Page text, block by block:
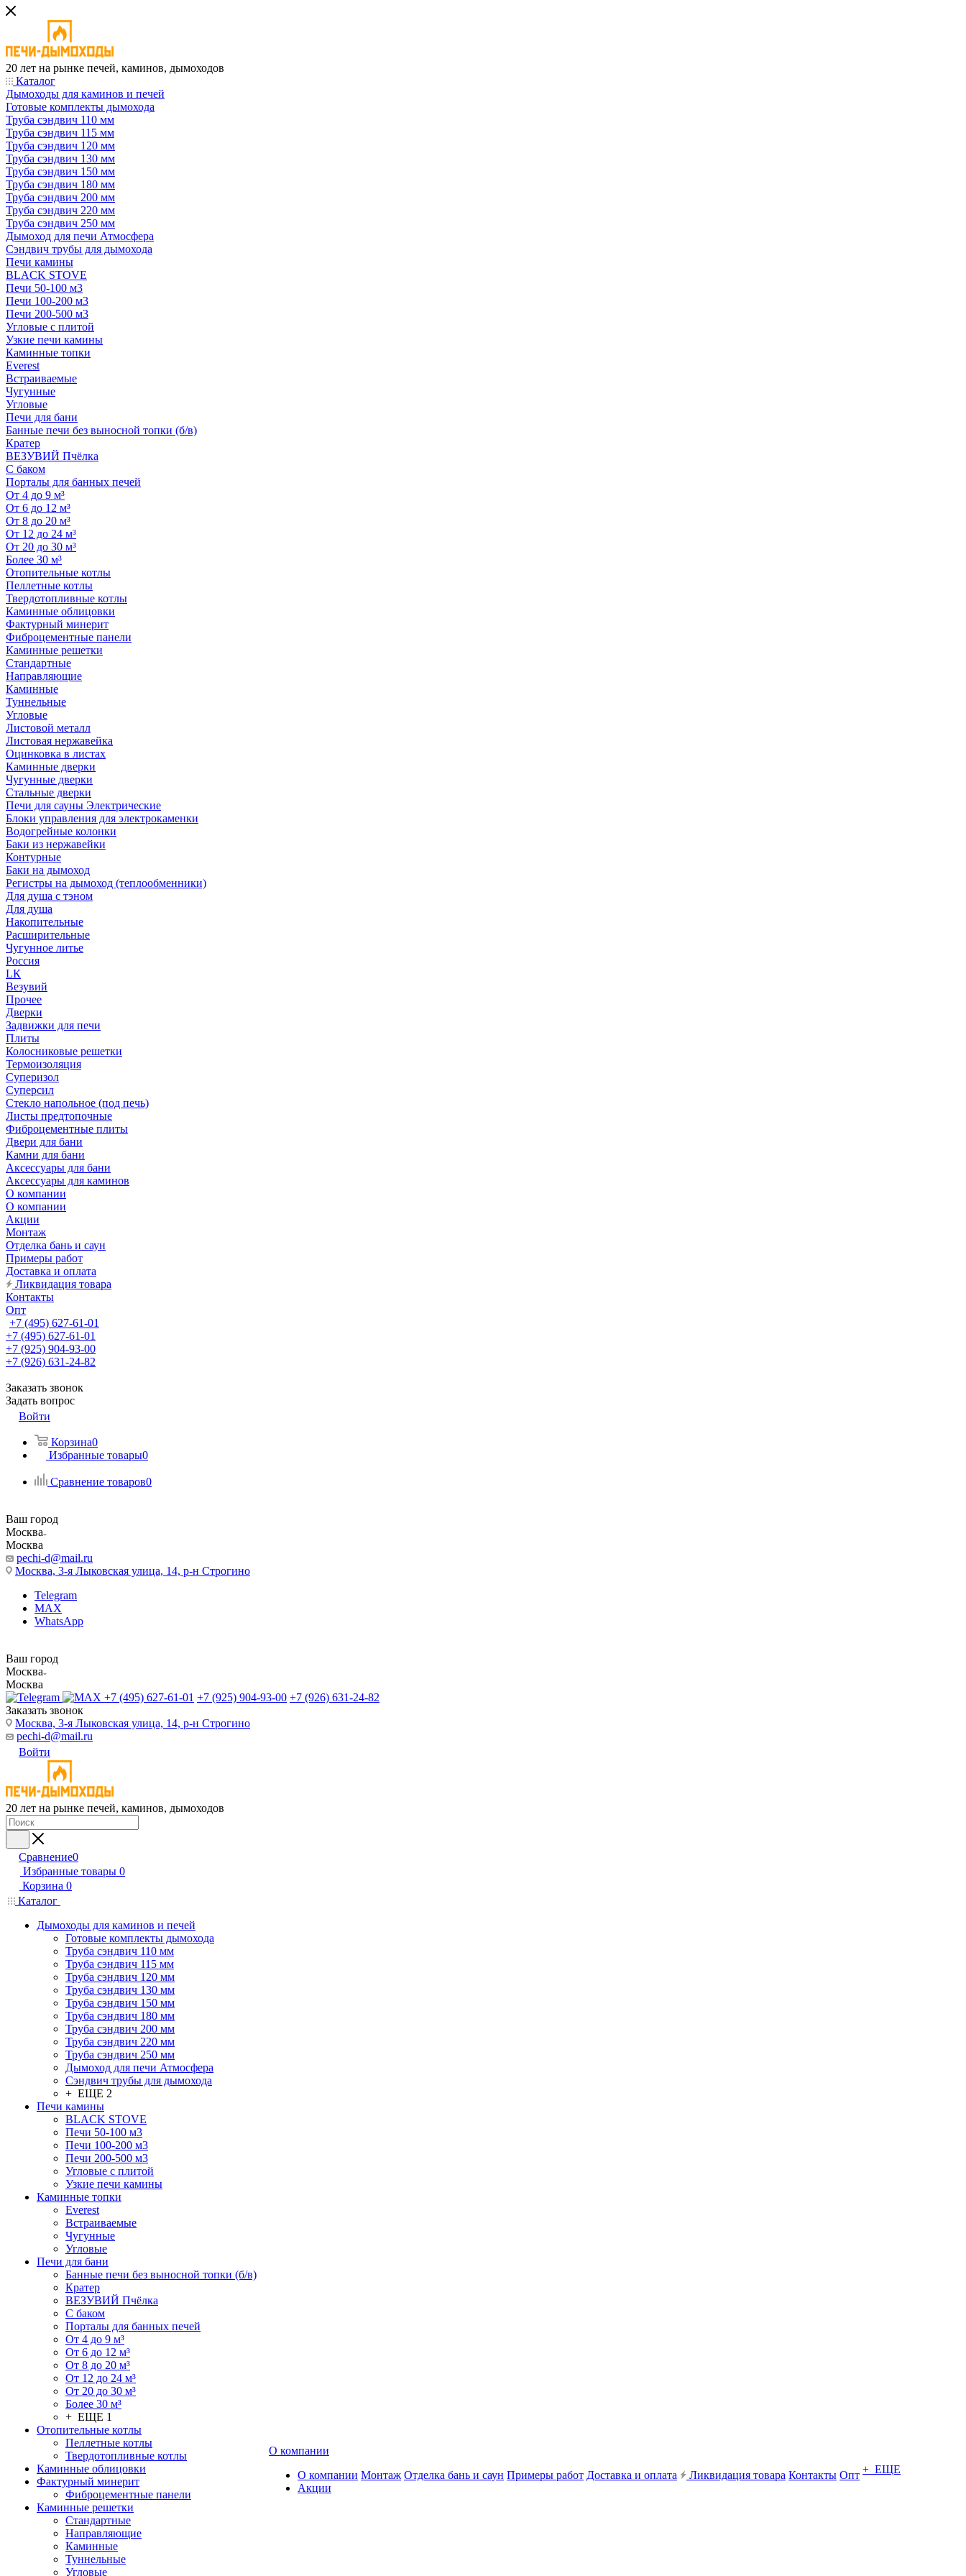
20 лет на рынке печей, каминов, дымоходов
Каталог
Дымоходы для каминов и печей
Готовые комплекты дымохода
Труба сэндвич 110 мм
Труба сэндвич 115 мм
Труба сэндвич 120 мм
Труба сэндвич 130 мм
Труба сэндвич 150 мм
Труба сэндвич 180 мм
Труба сэндвич 200 мм
Труба сэндвич 220 мм
Труба сэндвич 250 мм
Дымоход для печи Атмосфера
Сэндвич трубы для дымохода
Печи камины
BLACK STOVE
Печи 50-100 м3
Печи 100-200 м3
Печи 200-500 м3
Угловые с плитой
Узкие печи камины
Каминные топки
Everest
Встраиваемые
Чугунные
Угловые
Печи для бани
Банные печи без выносной топки (б/в)
Кратер
ВЕЗУВИЙ Пчёлка
С баком
Порталы для банных печей
От 4 до 9 м³
От 6 до 12 м³
От 8 до 20 м³
От 12 до 24 м³
От 20 до 30 м³
Более 30 м³
Отопительные котлы
Пеллетные котлы
Твердотопливные котлы
Каминные облицовки
Фактурный минерит
Фиброцементные панели
Каминные решетки
Стандартные
Направляющие
Каминные
Туннельные
Угловые
Листовой металл
Листовая нержавейка
Оцинковка в листах
Каминные дверки
Чугунные дверки
Стальные дверки
Печи для сауны Электрические
Блоки управления для электрокаменки
Водогрейные колонки
Баки из нержавейки
Контурные
Баки на дымоход
Регистры на дымоход (теплообменники)
Для душа с тэном
Для душа
Накопительные
Расширительные
Чугунное литье
Россия
LК
Везувий
Прочее
Дверки
Задвижки для печи
Плиты
Колосниковые решетки
Термоизоляция
Суперизол
Суперсил
Стекло напольное (под печь)
Листы предтопочные
Фиброцементные плиты
Двери для бани
Камни для бани
Аксессуары для бани
Аксессуары для каминов
О компании
О компании
Акции
Монтаж
Отделка бань и саун
Примеры работ
Доставка и оплата
Ликвидация товара
Контакты
Опт
+7 (495) 627-61-01
+7 (495) 627-61-01
+7 (925) 904-93-00
+7 (926) 631-24-82
Заказать звонок
Задать вопрос
Войти
Корзина0
Избранные товары0
Сравнение товаров0
Ваш город
Москва
Москва
pechi-d@mail.ru
Москва, 3-я Лыковская улица, 14, р-н Строгино
Telegram
MAX
WhatsApp
Ваш город
Москва
Москва
+7 (495) 627-61-01 +7 (925) 904-93-00 +7 (926) 631-24-82
Заказать звонок
Москва, 3-я Лыковская улица, 14, р-н Строгино
pechi-d@mail.ru
Войти
20 лет на рынке печей, каминов, дымоходов
Сравнение0
Избранные товары 0
Корзина 0
Каталог
Дымоходы для каминов и печей
Готовые комплекты дымохода
Труба сэндвич 110 мм
Труба сэндвич 115 мм
Труба сэндвич 120 мм
Труба сэндвич 130 мм
Труба сэндвич 150 мм
Труба сэндвич 180 мм
Труба сэндвич 200 мм
Труба сэндвич 220 мм
Труба сэндвич 250 мм
Дымоход для печи Атмосфера
Сэндвич трубы для дымохода
+ ЕЩЕ 2
Печи камины
BLACK STOVE
Печи 50-100 м3
Печи 100-200 м3
Печи 200-500 м3
Угловые с плитой
Узкие печи камины
Каминные топки
Everest
Встраиваемые
Чугунные
Угловые
Печи для бани
Банные печи без выносной топки (б/в)
Кратер
ВЕЗУВИЙ Пчёлка
С баком
Порталы для банных печей
От 4 до 9 м³
От 6 до 12 м³
От 8 до 20 м³
От 12 до 24 м³
От 20 до 30 м³
Более 30 м³
+ ЕЩЕ 1
Отопительные котлы
Пеллетные котлы
Твердотопливные котлы
Каминные облицовки
Фактурный минерит
Фиброцементные панели
Каминные решетки
Стандартные
Направляющие
Каминные
Туннельные
Угловые
О компании
О компании
Акции
Монтаж Отделка бань и саун Примеры работ Доставка и оплата Ликвидация товара Контакты Опт + ЕЩЕ